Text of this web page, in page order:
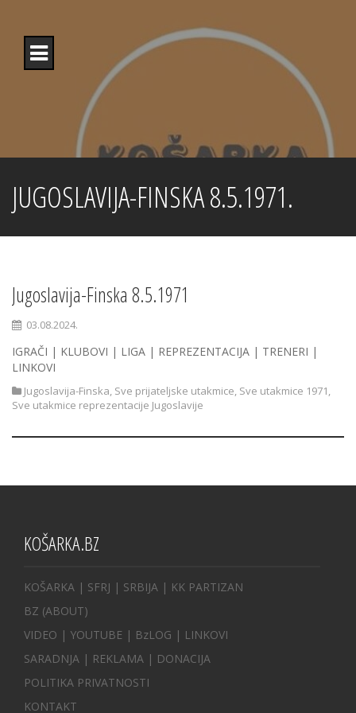
content
JUGOSLAVIJA-FINSKA 8.5.1971.
Jugoslavija-Finska 8.5.1971
03.08.2024.
IGRAČI | KLUBOVI | LIGA | REPREZENTACIJA | TRENERI |
LINKOVI
Jugoslavija-Finska, Sve prijateljske utakmice, Sve utakmice 1971,
Sve utakmice reprezentacije Jugoslavije
KOŠARKA.BZ
KOŠARKA | SFRJ | SRBIJA | KK PARTIZAN
BZ (ABOUT)
VIDEO | YOUTUBE | BzLOG | LINKOVI
SARADNJA | REKLAMA | DONACIJA
POLITIKA PRIVATNOSTI
KONTAKT